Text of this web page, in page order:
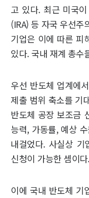
고 있다. 최근 미국
(IRA) 등 자국 우선주
기업은 이에 따른 피
있다. 국내 재계 총수
우선 반도체 업계에
제출 범위 축소를 기
반도체 공장 보조금
능력, 가동률, 예상
내걸었다. 사실상 기
신청이 가능한 셈이다.
이에 국내 반도체 기